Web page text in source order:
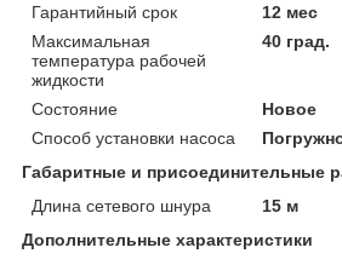
Гарантийный срок
12 мес
Максимальная
температура рабочей
жидкости
40 град.
Состояние
Новое
Способ установки насоса
Габаритные и присоединительные
Длина сетевого шнура
15 м
Дополнительные характеристики